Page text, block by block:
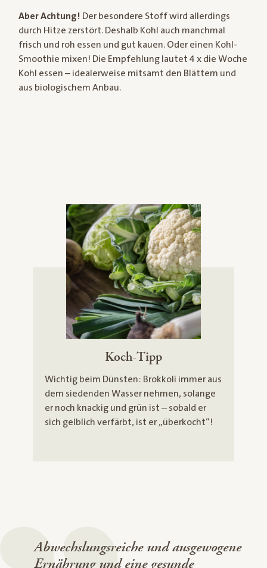
Aber Achtung! Der besondere Stoff wird allerdings
durch Hitze zerstört. Deshalb Kohl auch manchmal
frisch und roh essen und gut kauen. Oder einen Kohl-
Smoothie mixen! Die Empfehlung lautet 4 x die Woche
Kohl essen – idealerweise mitsamt den Blättern und
aus biologischem Anbau.
Koch-Tipp
Wichtig beim Dünsten: Brokkoli immer aus
dem siedenden Wasser nehmen, solange
er noch knackig und grün ist – sobald er
sich gelblich verfärbt, ist er „überkocht“!
Abwechslungsreiche und ausgewogene
Ernährung und eine gesunde